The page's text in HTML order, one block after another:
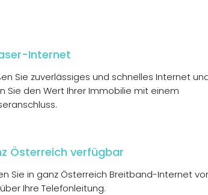
Internet
Sie zuverlässiges und schnelles Internet
Sie den Wert Ihrer Immobilie mit einem
Österreich verfügbar
Sie in ganz Österreich Breitband-Internet
über Ihre Telefonleitung.